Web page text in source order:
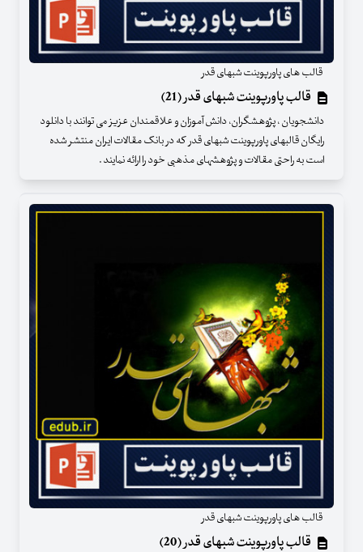
قالب های پاورپوینت شبهای قدر
قالب پاورپوینت شبهای قدر (21)
دانشجویان ، پژوهشگران، دانش آموزان و علاقمندان عزیز می توانند با دانلود
رایگان قالبهای پاورپوینت شبهای قدر که در بانک مقالات ایران منتشر شده
است به راحتی مقالات و پژوهشهای مذهبی خود را ارائه نمایند .
قالب های پاورپوینت شبهای قدر
قالب پاورپوینت شبهای قدر (20)